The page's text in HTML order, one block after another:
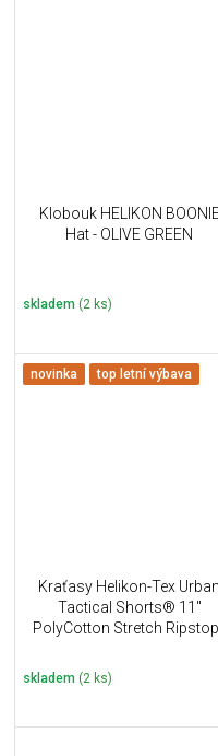
Klobouk HELIKON
Hat - OLIVE GREEN
skladem (2 ks)
novinka top letní výbava
Kraťasy Helikon-Tex Urban
Tactical Shorts® 11''
PolyCotton Stretch
skladem (2 ks)